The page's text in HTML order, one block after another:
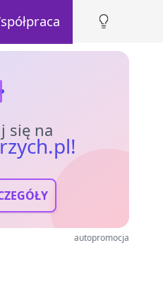
się na
autopromocja